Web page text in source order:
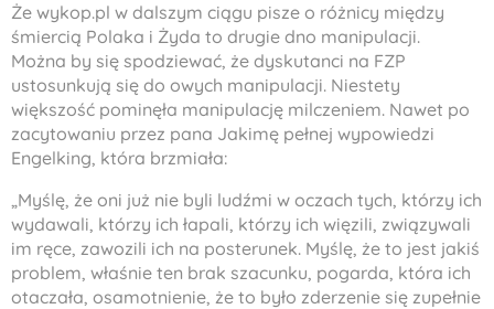
Że wykop.pl w dalszym ciągu pisze o różnicy między
śmiercią Polaka i Żyda to drugie dno manipulacji.
Można by się spodziewać, że dyskutanci na FZP
ustosunkują się do owych manipulacji. Niestety
większość pominęła manipulację milczeniem. Nawet po
zacytowaniu przez pana Jakimę pełnej wypowiedzi
Engelking, która brzmiała:
„Myślę, że oni już nie byli ludźmi w oczach tych, którzy ich
wydawali, którzy ich łapali, którzy ich więzili, związywali
im ręce, zawozili ich na posterunek. Myślę, że to jest jakiś
problem, właśnie ten brak szacunku, pogarda, która ich
otaczała, osamotnienie, że to było zderzenie się zupełnie